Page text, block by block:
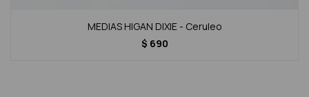
MEDIAS HIGAN DIXIE - Ceruleo
$ 690